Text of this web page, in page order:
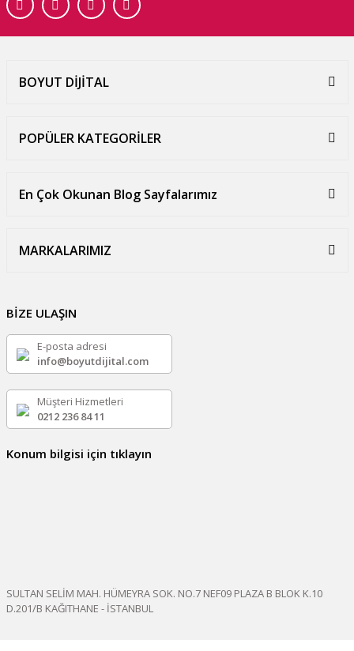
BOYUT DİJİTAL
POPÜLER KATEGORİLER
En Çok Okunan Blog Sayfalarımız
MARKALARIMIZ
BİZE ULAŞIN
E-posta adresi
info@boyutdijital.com
Müşteri Hizmetleri
0212 236 84 11
Konum bilgisi için tıklayın
SULTAN SELİM MAH. HÜMEYRA SOK. NO.7 NEF09 PLAZA B BLOK K.10
D.201/B KAĞITHANE - İSTANBUL